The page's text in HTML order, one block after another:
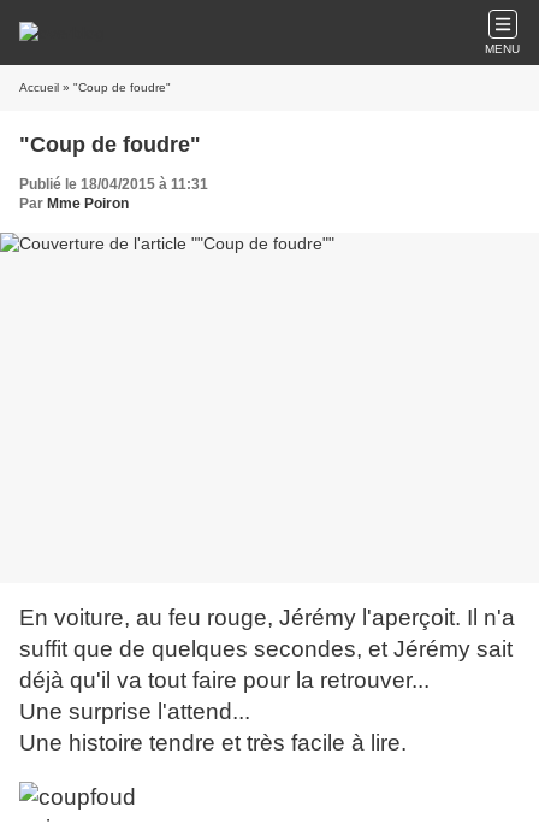
MENU
Accueil » "Coup de foudre"
"Coup de foudre"
Publié le 18/04/2015 à 11:31
Par Mme Poiron
En voiture, au feu rouge, Jérémy l'aperçoit. Il n'a
suffit que de quelques secondes, et Jérémy sait
déjà qu'il va tout faire pour la retrouver...
Une surprise l'attend...
Une histoire tendre et très facile à lire.